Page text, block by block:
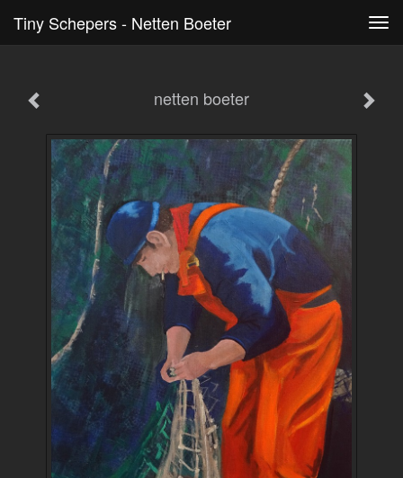
Tiny Schepers - Netten Boeter
netten boeter